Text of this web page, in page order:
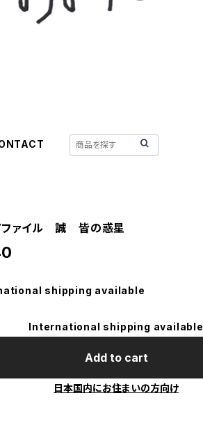
ファイル 誠 皆の惑星
shipping available
International shipping available
Add to cart
日本国内にお住まいの方向け